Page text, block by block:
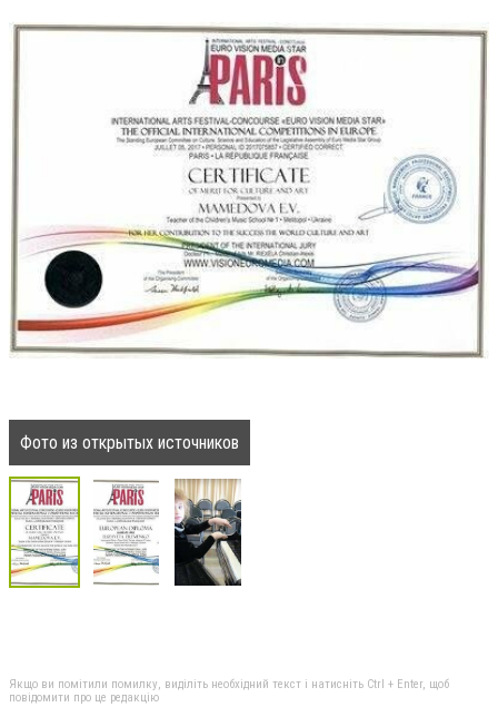
Фото из открытых источников
Якщо ви помітили помилку, виділіть необхідний текст і натисніть Ctrl + Enter, щоб
повідомити про це редакцію